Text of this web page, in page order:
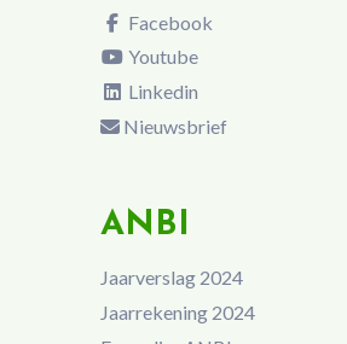
Facebook
Youtube
Linkedin
Nieuwsbrief
ANBI
Jaarverslag 2024
Jaarrekening 2024